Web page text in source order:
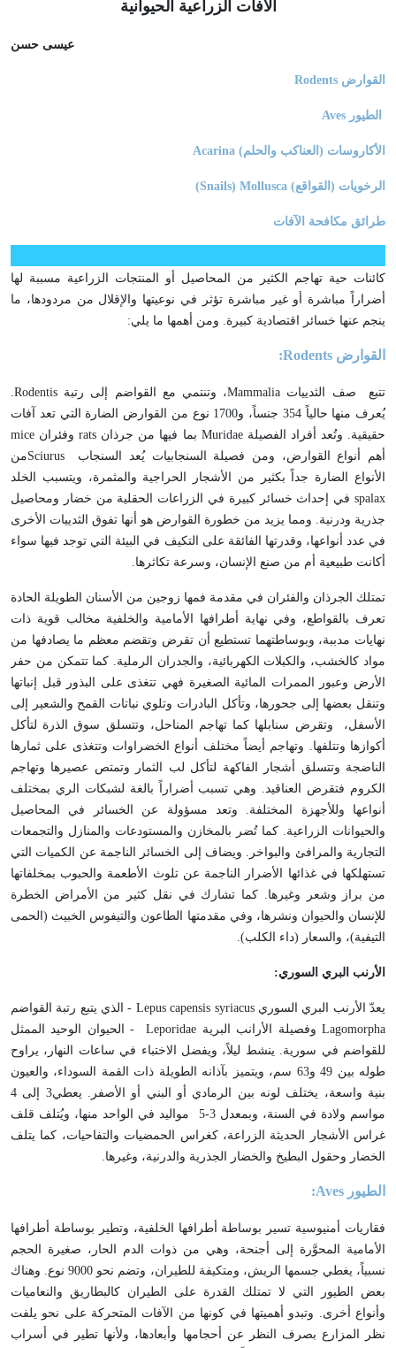
الآفات الزراعية الحيوانية
عيسى حسن
القوارض Rodents
الطيور Aves
الأكاروسات (العناكب والحلم) Acarina
الرخويات (القواقع) (Snails) Mollusca
طرائق مكافحة الآفات
كائنات حية تهاجم الكثير من المحاصيل أو المنتجات الزراعية مسببة لها
أضراراً مباشرة أو غير مباشرة تؤثر في نوعيتها والإقلال من مردودها، ما
ينجم عنها خسائر اقتصادية كبيرة. ومن أهمها ما يلي:
القوارض Rodents
:
تتبع صف الثدييات Mammalia، وتنتمي مع القواضم إلى رتبة Rodentis
.
يُعرف منها حالياً 354 جنساً، و1700 نوع من القوارض الضارة التي تعد آفات
حقيقية. وتُعد أفراد الفصيلةMuridae بما فيها من جرذان ratsوفئران mice
أهم أنواع القوارض، ومن فصيلة السنجابيات يُعد السنجاب Sciurusمن
الأنواع الضارة جداً بكثير من الأشجار الحراجية والمثمرة، ويتسبب الخلد
spalax في إحداث خسائر كبيرة في الزراعات الحقلية من خضار ومحاصيل
جذرية ودرنية. ومما يزيد من خطورة القوارض هو أنها تفوق الثدييات الأخرى
في عدد أنواعها، وقدرتها الفائقة على التكيف في البيئة التي توجد فيها سواء
أكانت طبيعية أم من صنع الإنسان، وسرعة تكاثرها.
تمتلك الجرذان والفئران في مقدمة فمها زوجين من الأسنان الطويلة الحادة
تعرف بالقواطع، وفي نهاية أطرافها الأمامية والخلفية مخالب قوية ذات
نهايات مدببة، وبوساطتهما تستطيع أن تقرض وتقضم معظم ما يصادفها من
مواد كالخشب، والكبلات الكهربائية، والجدران الرملية. كما تتمكن من حفر
الأرض وعبور الممرات المائية الصغيرة فهي تتغذى على البذور قبل إنباتها
وتنقل بعضها إلى جحورها، وتأكل البادرات وتلوي نباتات القمح والشعير إلى
الأسفل، وتقرض سنابلها كما تهاجم المناحل، وتتسلق سوق الذرة لتأكل
أكوازها وتتلفها. وتهاجم أيضاً مختلف أنواع الخضراوات وتتغذى على ثمارها
الناضجة وتتسلق أشجار الفاكهة لتأكل لب الثمار وتمتص عصيرها وتهاجم
الكروم فتقرض العناقيد. وهي تسبب أضراراً بالغة لشبكات الري بمختلف
أنواعها وللأجهزة المختلفة. وتعد مسؤولة عن الخسائر في المحاصيل
والحيوانات الزراعية. كما تُضر بالمخازن والمستودعات والمنازل والتجمعات
التجارية والمرافئ والبواخر. ويضاف إلى الخسائر الناجمة عن الكميات التي
تستهلكها في غذائها الأضرار الناجمة عن تلوث الأطعمة والحبوب بمخلفاتها
من براز وشعر وغيرها. كما تشارك في نقل كثير من الأمراض الخطرة
للإنسان والحيوان ونشرها، وفي مقدمتها الطاعون والتيفوس الخبيث (الحمى
التيفية)، والسعار (داء الكلب).
الأرنب البري السوري:
يعدّ الأرنب البري السوريLepus capensis syriacus - الذي يتبع رتبة القواضم
Lagomorphaوفصيلة الأرانب البرية Leporidae- الحيوان الوحيد الممثل
للقواضم في سورية. ينشط ليلاً، ويفضل الاختباء في ساعات النهار، يراوح
طوله بين 49 و63 سم، ويتميز بآذانه الطويلة ذات القمة السوداء، والعيون
بنية واسعة، يختلف لونه بين الرمادي أو البني أو الأصفر. يعطي3 إلى 4
مواسم ولادة في السنة، وبمعدل 3-5 مواليد في الواحد منها، ويُتلف قلف
غراس الأشجار الحديثة الزراعة، كغراس الحمضيات والتفاحيات، كما يتلف
الخضار وحقول البطيخ والخضار الجذرية والدرنية، وغيرها.
الطيور Aves
:
فقاريات أمنيوسية تسير بوساطة أطرافها الخلفية، وتطير بوساطة أطرافها
الأمامية المحوَّرة إلى أجنحة، وهي من ذوات الدم الحار، صغيرة الحجم
نسبياً، يغطي جسمها الريش، ومتكيفة للطيران، وتضم نحو 9000 نوع. وهناك
بعض الطيور التي لا تمتلك القدرة على الطيران كالبطاريق والنعاميات
وأنواع أخرى. وتبدو أهميتها في كونها من الآفات المتحركة على نحو يلفت
نظر المزارع بصرف النظر عن أحجامها وأبعادها، ولأنها تطير في أسراب